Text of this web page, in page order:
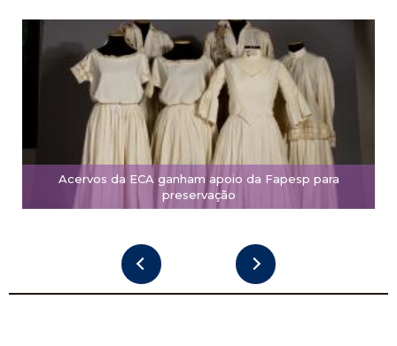
Acervos da ECA ganham apoio da Fapesp para
preservação